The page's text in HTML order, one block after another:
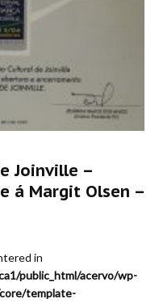
Joinville –
á Margit Olsen –
in
public_html/acervo/wp-
template-